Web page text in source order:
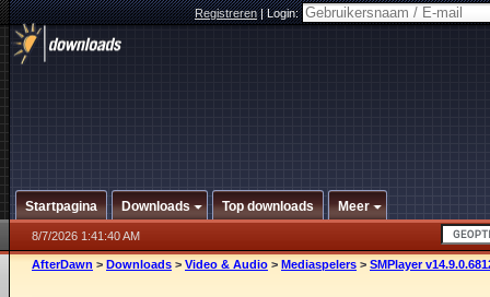
Registreren|Login:
Startpagina Downloads Top downloads Meer
8/7/2026 1:41:40 AM
AfterDawn > Downloads > Video & Audio > Mediaspelers > SMPlayer